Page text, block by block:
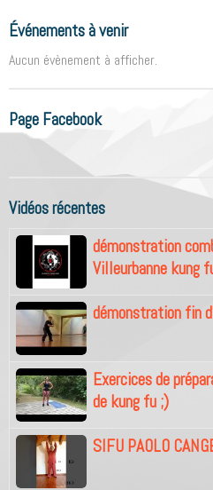
Événements à venir
Aucun évènement à afficher.
Page Facebook
Vidéos récentes
démonstration
Villeurbanne kung
démonstration fin
Exercices de
de kung fu ;)
SIFU PAOLO